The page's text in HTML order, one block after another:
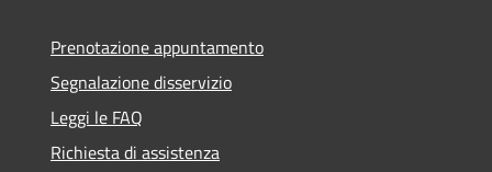
Prenotazione appuntamento
Segnalazione disservizio
Leggi le FAQ
Richiesta di assistenza